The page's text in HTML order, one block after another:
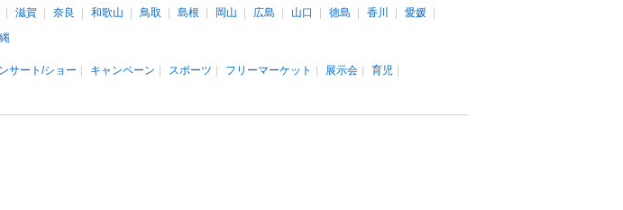
滋賀 奈良 和歌山 鳥取 島根 岡山 広島 山口 徳島 香川
愛媛
サート/ショー キャンペーン スポーツ フリーマーケット 展示会
育児